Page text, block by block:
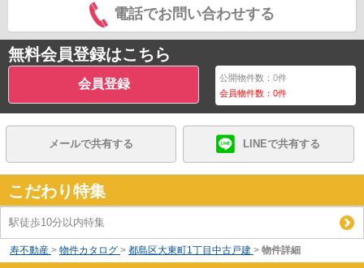
電話でお問い合わせする
無料会員登録はこちら
会員登録 公開物件数：0件
会員物件数：0件
メールで共有する LINEで共有する
こだわり特集
駅徒歩10分以内特集
寿不動産 > 物件カタログ > 都島区大東町1丁目中古戸建 > 物件詳細